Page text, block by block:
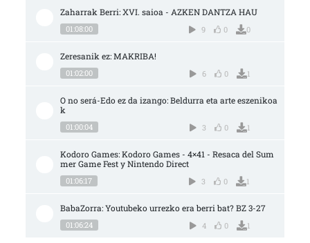
Zaharrak Berri: XVI. saioa - AZKEN DANTZA HAU
01:08:00 9 0 0
Zeresanik ez: MAKRIBA!
01:02:00 6 0 1
O no será-Edo ez da izango: Beldurra eta arte eszenikoa
k
01:00:04 3 0 1
Kodoro Games: Kodoro Games - 4×41 - Resaca del Sum
mer Game Fest y Nintendo Direct
01:06:17 3 0 1
BabaZorra: Youtubeko urrezko era berri bat? BZ 3-27
01:06:24 4 0 1